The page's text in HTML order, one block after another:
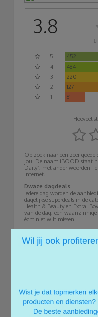
3.8
5
452
4
484
3
220
2
127
1
61
Hoeveel
Op zoek naar een zeer
jou. De naam iBOOD staat
Daily”, met ander woorden:
internet.
Dwaze dagdeals
Iedere dag worden de
dagelijkse superdeals in de
Health & Beauty en Extra.
van de dag, een
écht niet wilt missen!
Deze zogenaamde dagdeals
dus nooit te lang als je wilt
zeker iedere dag even een
Naast de dagaanbiedingen
Flashsales, deals waarbij je
enorme kortingen in de
niet slechts 24 uur de tijd op
altijd op is op, er is namelijk
laat, dan is de aanbieding